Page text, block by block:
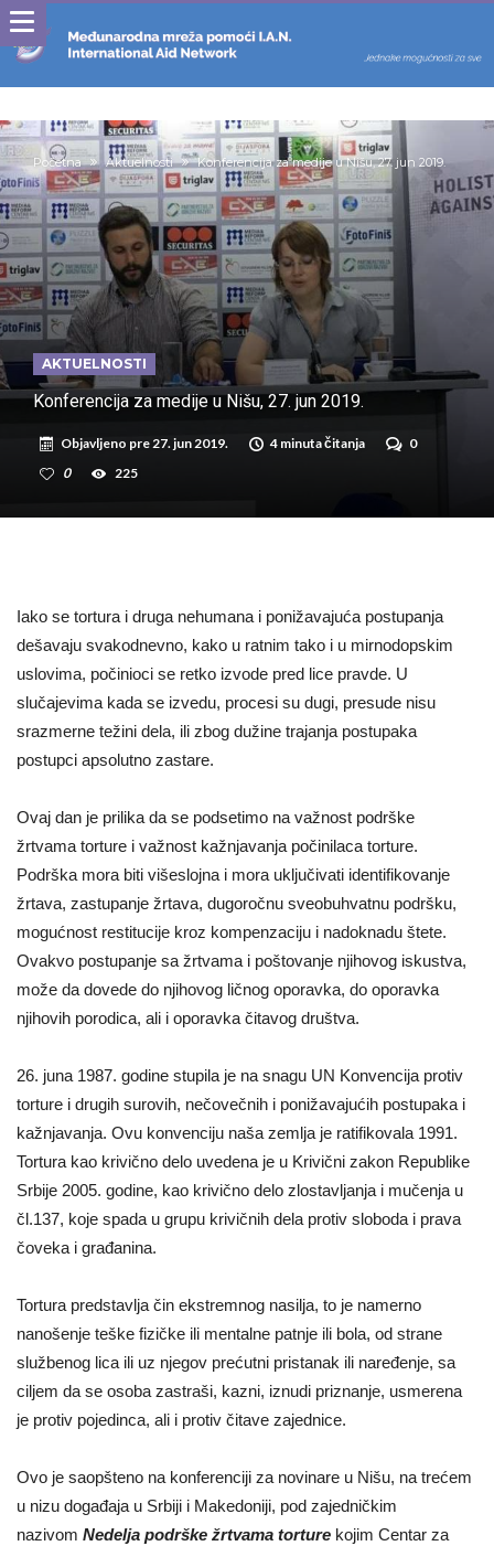
Početna Aktuelnosti Konferencija za medije u Nišu, 27. jun 2019.
AKTUELNOSTI
Konferencija za medije u Nišu, 27. jun 2019.
Objavljeno pre27. jun 2019. 4 minuta čitanja
0
0
225
Iako se tortura i druga nehumana i ponižavajuća postupanja
dešavaju svakodnevno, kako u ratnim tako i u mirnodopskim
uslovima, počinioci se retko izvode pred lice pravde. U
slučajevima kada se izvedu, procesi su dugi, presude nisu
srazmerne težini dela, ili zbog dužine trajanja postupaka
postupci apsolutno zastare.
Ovaj dan je prilika da se podsetimo na važnost podrške
žrtvama torture i važnost kažnjavanja počinilaca torture.
Podrška mora biti višeslojna i mora uključivati identifikovanje
žrtava, zastupanje žrtava, dugoročnu sveobuhvatnu podršku,
mogućnost restitucije kroz kompenzaciju i nadoknadu štete.
Ovakvo postupanje sa žrtvama i poštovanje njihovog iskustva,
može da dovede do njihovog ličnog oporavka, do oporavka
njihovih porodica, ali i oporavka čitavog društva.
26. juna 1987. godine stupila je na snagu UN Konvencija protiv
torture i drugih surovih, nečovečnih i ponižavajućih postupaka i
kažnjavanja. Ovu konvenciju naša zemlja je ratifikovala 1991.
Tortura kao krivično delo uvedena je u Krivični zakon Republike
Srbije 2005. godine, kao krivično delo zlostavljanja i mučenja u
čl.137, koje spada u grupu krivičnih dela protiv sloboda i prava
čoveka i građanina.
Tortura predstavlja čin ekstremnog nasilja, to je namerno
nanošenje teške fizičke ili mentalne patnje ili bola, od strane
službenog lica ili uz njegov prećutni pristanak ili naređenje, sa
ciljem da se osoba zastraši, kazni, iznudi priznanje, usmerena
je protiv pojedinca, ali i protiv čitave zajednice.
Ovo je saopšteno na konferenciji za novinare u Nišu, na trećem
u nizu događaja u Srbiji i Makedoniji, pod zajedničkim
nazivom Nedelja podrške žrtvama torture kojim Centar za